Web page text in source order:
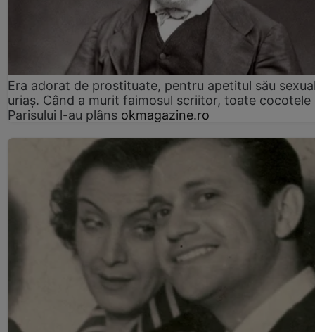
Era adorat de prostituate, pentru apetitul său
uriaș. Când a murit faimosul scriitor, toate cocotele
Parisului l-au plâns okmagazine.ro